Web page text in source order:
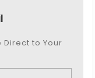
Direct to Your